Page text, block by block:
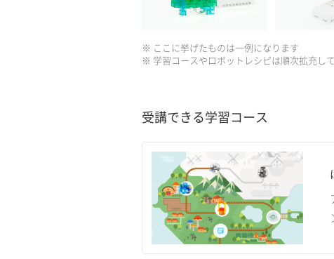
※ ここに挙げたものは一例になります
※ 学習コースやロボットレシピは順次拡充し
受講できる学習コース